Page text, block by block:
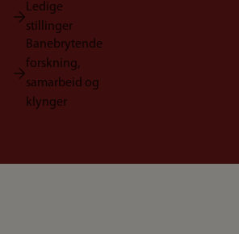
Ledige
stillinger
Banebrytende
forskning,
samarbeid og
klynger